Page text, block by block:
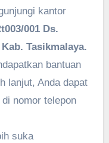
kantor
001 Ds.
Tasikmalaya.
bantuan
lanjut, Anda dapat
nomor telepon
suka